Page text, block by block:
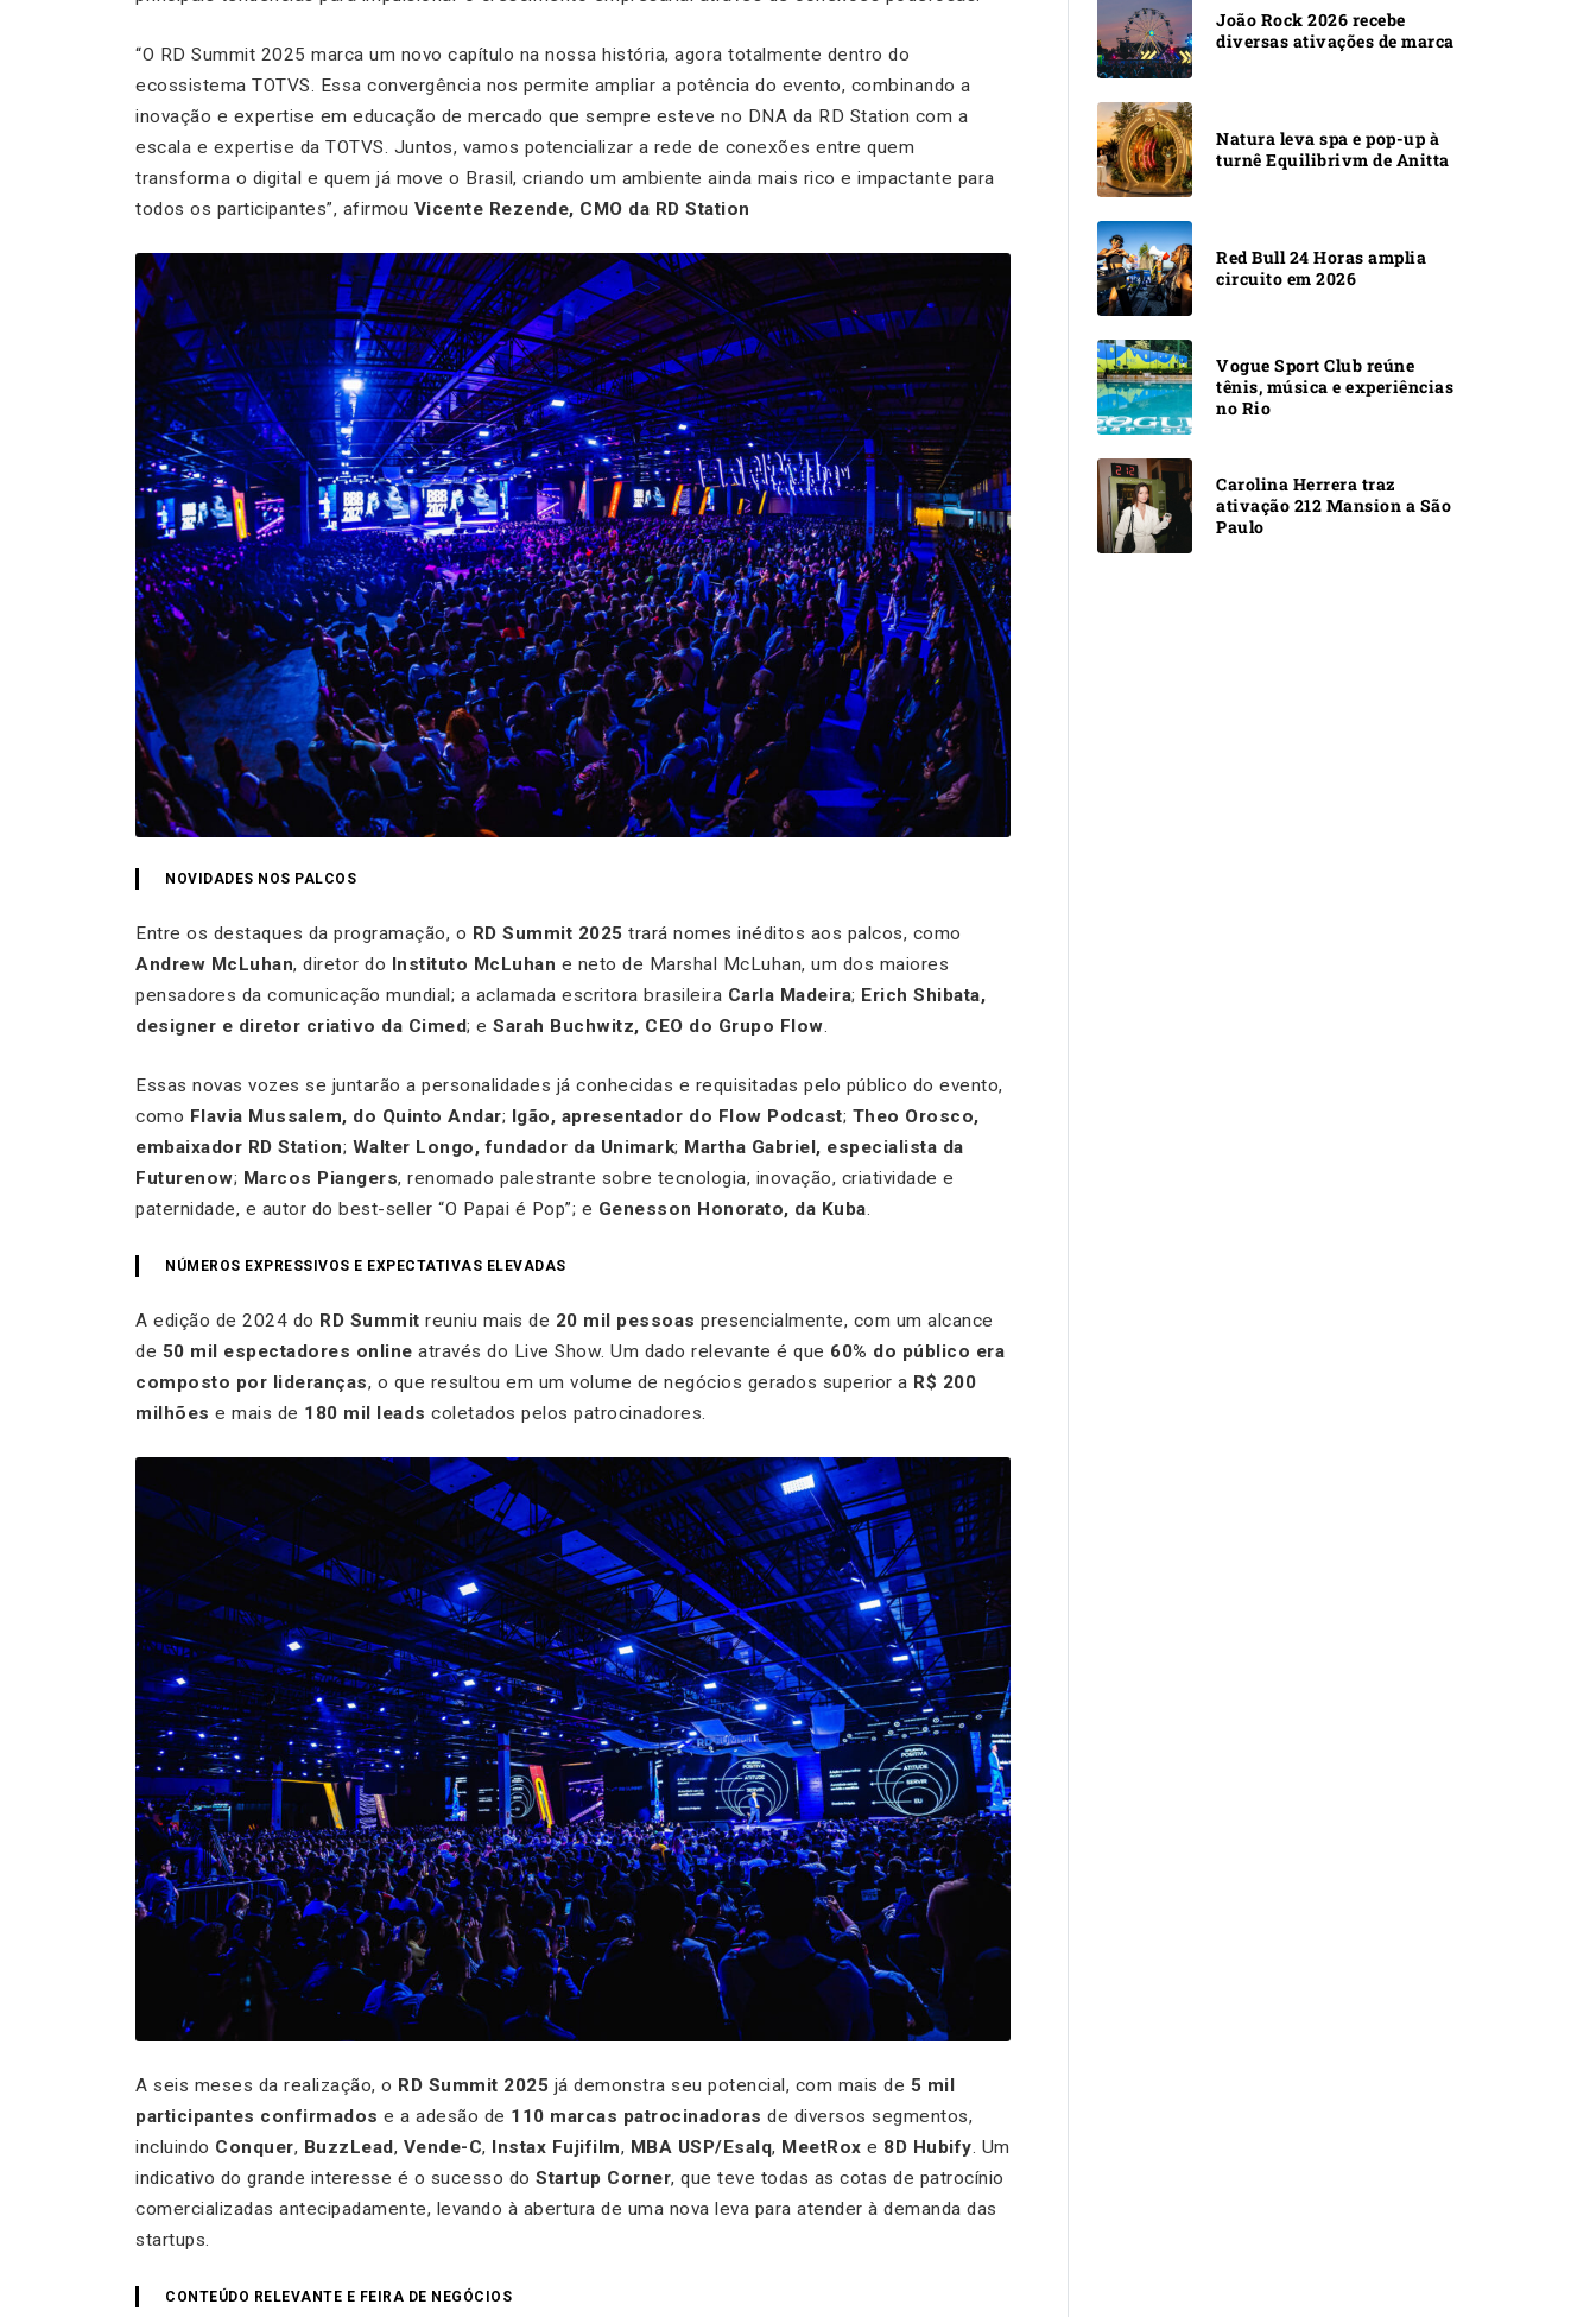
“O RD Summit 2025 marca um novo capítulo na nossa história, agora totalmente dentro do
ecossistema TOTVS. Essa convergência nos permite ampliar a potência do evento, combinando a
inovação e expertise em educação de mercado que sempre esteve no DNA da RD Station com a
escala e expertise da TOTVS. Juntos, vamos potencializar a rede de conexões entre quem
transforma o digital e quem já move o Brasil, criando um ambiente ainda mais rico e impactante para
todos os participantes”, afirmou Vicente Rezende, CMO da RD Station
NOVIDADES NOS PALCOS
Entre os destaques da programação, o RD Summit 2025 trará nomes inéditos aos palcos, como
Andrew McLuhan, diretor do Instituto McLuhan e neto de Marshal McLuhan, um dos maiores
pensadores da comunicação mundial; a aclamada escritora brasileira Carla Madeira; Erich Shibata,
designer e diretor criativo da Cimed; e Sarah Buchwitz, CEO do Grupo Flow.
Essas novas vozes se juntarão a personalidades já conhecidas e requisitadas pelo público do evento,
como Flavia Mussalem, do Quinto Andar; Igão, apresentador do Flow Podcast; Theo Orosco,
embaixador RD Station; Walter Longo, fundador da Unimark; Martha Gabriel, especialista da
Futurenow; Marcos Piangers, renomado palestrante sobre tecnologia, inovação, criatividade e
paternidade, e autor do best-seller “O Papai é Pop”; e Genesson Honorato, da Kuba.
NÚMEROS EXPRESSIVOS E EXPECTATIVAS ELEVADAS
A edição de 2024 do RD Summit reuniu mais de 20 mil pessoas presencialmente, com um alcance
de 50 mil espectadores online através do Live Show. Um dado relevante é que 60% do público era
composto por lideranças, o que resultou em um volume de negócios gerados superior a R$ 200
milhões e mais de 180 mil leads coletados pelos patrocinadores.
A seis meses da realização, o RD Summit 2025 já demonstra seu potencial, com mais de 5 mil
participantes confirmados e a adesão de 110 marcas patrocinadoras de diversos segmentos,
incluindo Conquer, BuzzLead, Vende-C, Instax Fujifilm, MBA USP/Esalq, MeetRox e 8D Hubify. Um
indicativo do grande interesse é o sucesso do Startup Corner, que teve todas as cotas de patrocínio
comercializadas antecipadamente, levando à abertura de uma nova leva para atender à demanda das
startups.
CONTEÚDO RELEVANTE E FEIRA DE NEGÓCIOS
João Rock 2026 recebe
diversas ativações de marca
Natura leva spa e pop-up à
turnê Equilibrivm de Anitta
Red Bull 24 Horas amplia
circuito em 2026
Vogue Sport Club reúne
tênis, música e experiências
no Rio
Carolina Herrera traz
ativação 212 Mansion a São
Paulo